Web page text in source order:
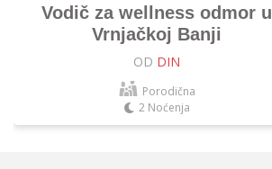
Vodič za wellness odmor u
Vrnjačkoj Banji
OD DIN
Porodična
2 Noćenja